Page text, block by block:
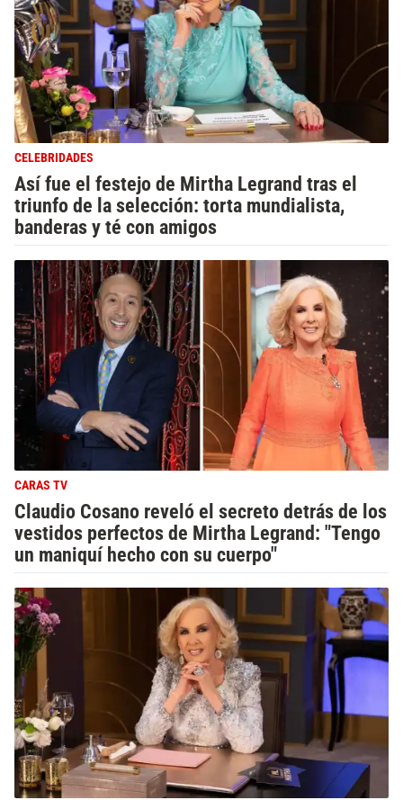
CELEBRIDADES
Así fue el festejo de Mirtha Legrand tras el
triunfo de la selección: torta mundialista,
banderas y té con amigos
CARAS TV
Claudio Cosano reveló el secreto detrás de los
vestidos perfectos de Mirtha Legrand: "Tengo
un maniquí hecho con su cuerpo"